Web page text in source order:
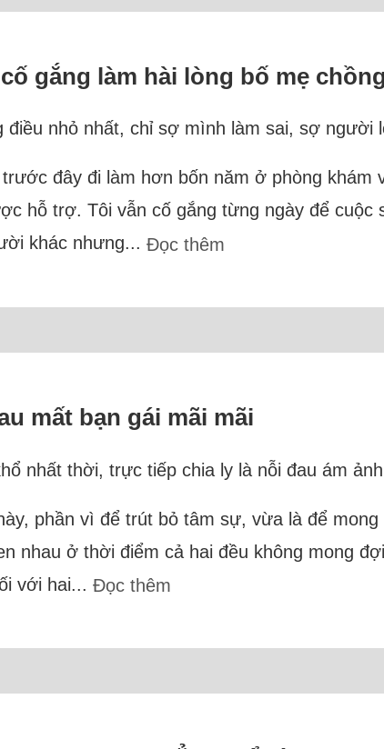
gắng làm hài lòng bố mẹ
điều nhỏ nhất, chỉ sợ mình làm sai, sợ người
đây đi làm hơn bốn năm ở phòng
hỗ trợ. Tôi vẫn cố gắng từng ngày để
khác nhưng... Đọc thêm
mất bạn gái mãi mãi
nhất thời, trực tiếp chia ly là nỗi đau ám
phần vì để trút bỏ tâm sự, vừa là để
nhau ở thời điểm cả hai đều không mong
với hai... Đọc thêm